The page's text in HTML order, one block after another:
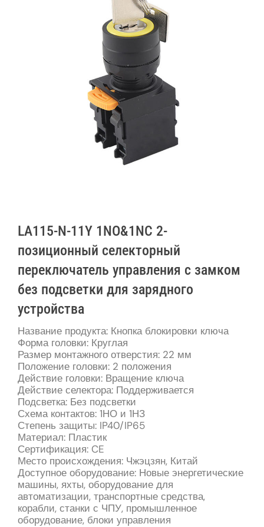
LA115-N-11Y 1NO&1NC 2-
позиционный селекторный
переключатель управления с замком
без подсветки для зарядного
устройства
Название продукта: Кнопка блокировки ключа
Форма головки: Круглая
Размер монтажного отверстия: 22 мм
Положение головки: 2 положения
Действие головки: Вращение ключа
Действие селектора: Поддерживается
Подсветка: Без подсветки
Схема контактов: 1НО и 1НЗ
Степень защиты: IP40/IP65
Материал: Пластик
Сертификация: CE
Место происхождения: Чжэцзян, Китай
Доступное оборудование: Новые энергетические
машины, яхты, оборудование для
автоматизации, транспортные средства,
корабли, станки с ЧПУ, промышленное
оборудование, блоки управления